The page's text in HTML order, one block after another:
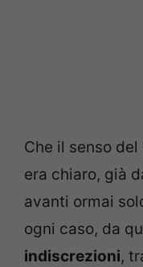
Che il senso del
era chiaro, già
avanti ormai
ogni caso, da
indiscrezioni,